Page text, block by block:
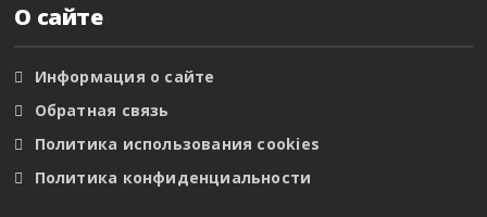
О сайте
Информация о сайте
Обратная связь
Политика использования cookies
Политика конфиденциальности